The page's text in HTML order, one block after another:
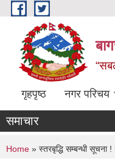
Skip to main content
गृहपृष्ठ नगर परिचय
समाचार
You are here
Home » स्तरबृद्धि सम्बन्धी सूचना !